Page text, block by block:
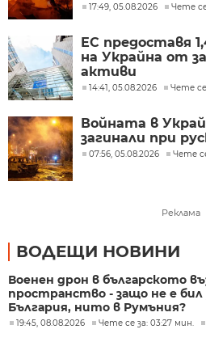
17:49, 05.08.2026 Чете
ЕС предоставя
на Украйна от
активи
14:41, 05.08.2026 Чете се
Войната в
загинали при
07:56, 05.08.2026 Чете
Реклама
ВОДЕЩИ НОВИНИ
Военен дрон в българското
пространство - защо не е бил
България, нито в Румъния?
19:45, 08.08.2026 Чете се за: 03:27 мин.